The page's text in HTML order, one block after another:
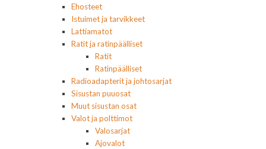
Ehosteet
Istuimet ja tarvikkeet
Lattiamatot
Ratit ja ratinpäälliset
Ratit
Ratinpäälliset
Radioadapterit ja johtosarjat
Sisustan puuosat
Muut sisustan osat
Valot ja polttimot
Valosarjat
Ajovalot